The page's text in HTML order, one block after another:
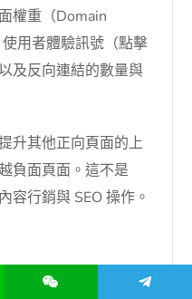
權重（Domain
用者體驗訊號（點擊
及反向連結的數量與
升其他正向頁面的上
負面頁面。這不是
容行銷與 SEO 操作。
內容矩陣，包含以下